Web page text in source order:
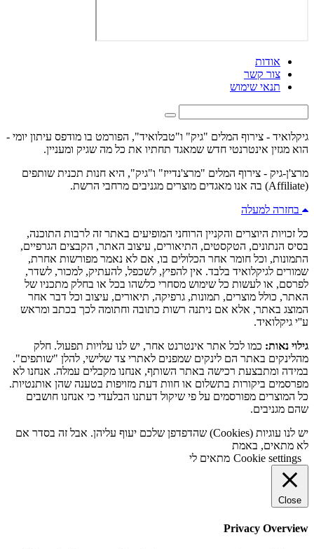
אודות
צור קשר
תנאי שימוש
גיקלואיד - צירוף המלים "גיק" ו"טבלואיד", הפורמט בו מודפס עיתון יומי -
הוא מגזין אינטרנטי חדש שמאגד תחתיו את כל מה שגיק ומעניין.
מרצ'ן-גיק - צירוף המלים "מרצ'נדייז" ו"גיק", היא חנות תכנית שותפים
(Affiliate) בה אנו מאגדים מוצרים מגניבים מרחבי הרשת.
בחזרה למעלה
כל זכויות היוצרים והקניין הרוחני המופיעים באתר זה לרבות התוכנה,
בסיס הנתונים, הטקסטים, התיאורים, עיצוב האתר, הקבצים הגרפיים,
התמונות, וכל חומר אחר הכלולים בו, אם לא נאמר מפורשות אחרת,
שמורים לגיקלואיד בלבד. אין להפיץ, לשכפל, להעתיק, למכור, לשדר,
לפרסם, או לעשות כל שימוש מסחרי כלשהו בכל או בחלק מתכניו של
האתר, כולל מוצרים, תמונות, גרפיקה, תיאורים, עיצוב וכל דבר אחר
המוצג באתר, אלא אם ניתנה רשות כתובה וחתומה לכך בכתב ומראש
ע''י גיקלואיד.
גילוי נאות: כמו לכל אתר אינטרנט אחר, יש לנו עלויות תפעול. חלק
מהלינקים באתר הם לינקים שמפנים לאתרי צד שלישי, להלן "שותפים".
במידה ומתבצעת רכישה באתר השותף, אנחנו מקבלים עמלה. אנחנו לא
מפרסמים ביקורות בתשלום או חוות דעת מזויפות בטענה שהן אותנטיות.
כל המוצרים מפורסמים על פי שיקול דעתנו הבלעדי כי אנחנו חושבים
שהם מגניבים.
יש לנו עוגיות (Cookies) שהדפדפן שלכם יעוף עליהן. אבל זה בסדר אם
לא מתאים, באמת
Cookie settings מתאים לי
Close
Privacy Overview